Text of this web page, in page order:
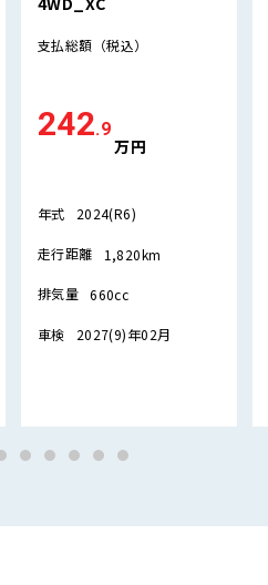
支払総額 （税込）
242.9
万円
年式 2024(R6)
走行距離 1,820km
排気量 660cc
車検 2027(9)年02月